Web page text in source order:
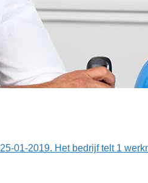
01-2019. Het bedrijf telt 1